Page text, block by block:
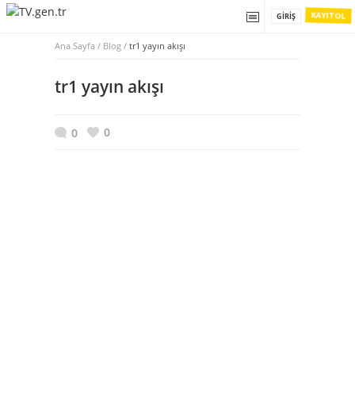
KAYIT OL
GIRIŞ
Ana Sayfa / Blog / tr1 yayın akışı
tr1 yayın akışı
0 0